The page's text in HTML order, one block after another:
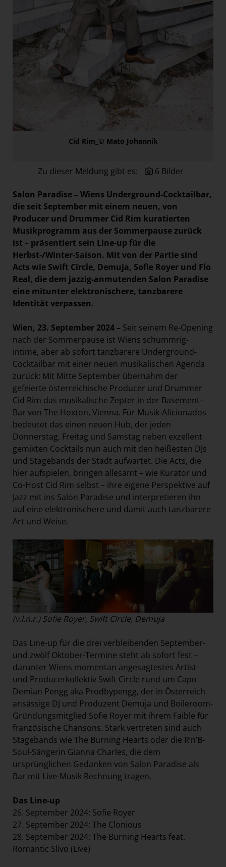
Paradies Garten
section.d
Swiss Life Select
The Companion
Vöslauer
Cid Rim_© Mato Johannik
Zu dieser Meldung gibt es: 6 Bilder
Salon Paradise – Wiens Underground-Cocktailbar,
die seit September mit einem neuen, von
Producer und Drummer Cid Rim kuratierten
Musikprogramm aus der Sommerpause zurück
ist – präsentiert sein Line-up für die
Herbst-/Winter-Saison. Mit von der Partie sind
Acts wie Swift Circle, Demuja, Sofie Royer und Flo
Real, die dem jazzig-anmutenden Salon Paradise
eine mitunter elektronischere, tanzbarere
Identität verpassen.
Wien, 23. September 2024 – Seit seinem Re-Opening
nach der Sommerpause ist Wiens schummrig-
intime, aber ab sofort tanzbarere Underground-
Cocktailbar mit einer neuen musikalischen Agenda
zurück: Mit Mitte September übernahm der
gefeierte österreichische Producer und Drummer
Cid Rim das musikalische Zepter in der Basement-
Bar von The Hoxton, Vienna. Für Musik-Aficionados
bedeutet das einen neuen Hub, der jeden
Donnerstag, Freitag und Samstag neben exzellent
gemixten Cocktails nun auch mit den heißesten DJs
und Stagebands der Stadt aufwartet. Die Acts, die
hier aufspielen, bringen allesamt – wie Kurator und
Co-Host Cid Rim selbst – ihre eigene Perspektive auf
Jazz mit ins Salon Paradise und interpretieren ihn
auf eine elektronischere und damit auch tanzbarere
Art und Weise.
(v.l.n.r.) Sofie Royer, Swift Circle, Demuja
Das Line-up für die drei verbleibenden September-
und zwölf Oktober-Termine steht ab sofort fest –
darunter Wiens momentan angesagtestes Artist-
und Producerkollektiv Swift Circle rund um Capo
Demian Pengg aka Prodbypengg, der in Österreich
ansässige DJ und Produzent Demuja und Boileroom-
Gründungsmitglied Sofie Royer mit ihrem Faible für
französische Chansons. Stark vertreten sind auch
Stagebands wie The Burning Hearts oder die R’n’B-
Soul-Sängerin Gianna Charles, die dem
ursprünglichen Gedanken von Salon Paradise als
Bar mit Live-Musik Rechnung tragen.
Das Line-up
26. September 2024: Sofie Royer
27. September 2024: The Clonious
28. September 2024: The Burning Hearts feat.
Romantic Slivo (Live)